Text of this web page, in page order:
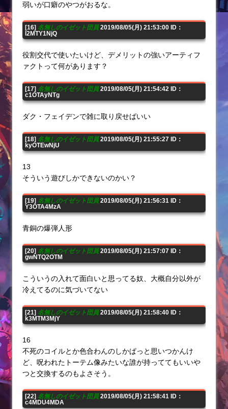
弱いが口癖のやつがおるな。
[16] 名無しのイゼット団員2019/08/05(月) 21:53:00 ID：
I2MTY1NjQ
役割交代で使いたいけど、デメリットの強いアーティフ
ァクトって何があります？
[17] 名無しのイゼット団員2019/08/05(月) 21:54:42 ID：
c1OTAyNTg
ダク・フェイデンで雑に取り戻せばいい
[18] 名無しのイゼット団員2019/08/05(月) 21:55:27 ID：
kyOTEwNjU
13
そういう遊びしかできないのかい？
[19] 名無しのイゼット団員2019/08/05(月) 21:56:31 ID：
Y3OTA4MzA
青銅の爆弾人形
[20] 名無しのイゼット団員2019/08/05(月) 21:57:07 ID：
gwNTQ2OTM
こういうの入れて面白いと思ってる奴、大概自分以外が
冷えてるのに気づいてない
[21] 名無しのイゼット団員2019/08/05(月) 21:58:40 ID：
k3MTM3MjY
16
不死のコイルとか色合わんのしかぱっと思いつかんけ
ど、呪われたトーテム像みたいな誰が持っててもいいや
つと交換するのもよさそう。
[22] 名無しのイゼット団員2019/08/05(月) 21:58:41 ID：
c4MDU4MDA